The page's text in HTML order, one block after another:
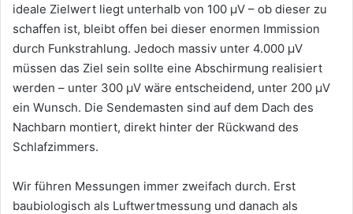
ideale Zielwert liegt unterhalb von 100 µV – ob dieser zu
schaffen ist, bleibt offen bei dieser enormen Immission
durch Funkstrahlung. Jedoch massiv unter 4.000 µV
müssen das Ziel sein sollte eine Abschirmung realisiert
werden – unter 300 µV wäre entscheidend, unter 200 µV
ein Wunsch. Die Sendemasten sind auf dem Dach des
Nachbarn montiert, direkt hinter der Rückwand des
Schlafzimmers.
Wir führen Messungen immer zweifach durch. Erst
baubiologisch als Luftwertmessung und danach als